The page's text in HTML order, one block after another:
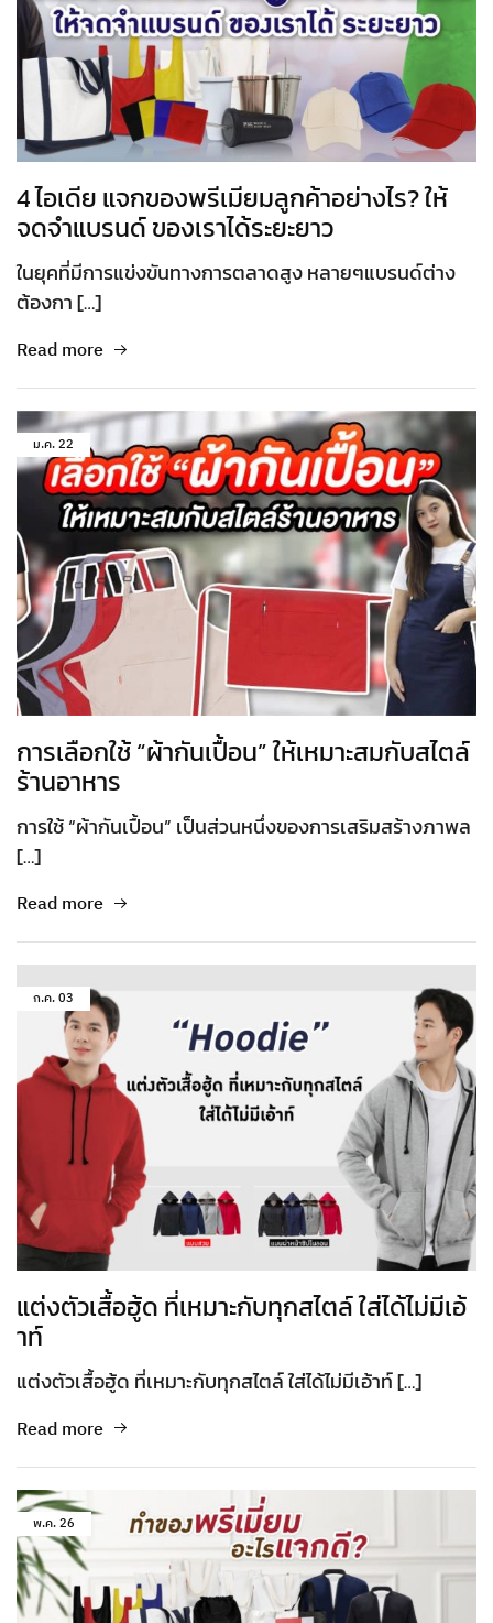
4 ไอเดีย แจกของพรีเมียมลูกค้าอย่างไร? ให้
จดจำแบรนด์ ของเราได้ระยะยาว
ในยุคที่มีการแข่งขันทางการตลาดสูง หลายๆแบรนด์ต่าง
ต้องกา […]
Read more
ม.ค.22
การเลือกใช้ “ผ้ากันเปื้อน” ให้เหมาะสมกับสไตล์
ร้านอาหาร
การใช้ “ผ้ากันเปื้อน” เป็นส่วนหนึ่งของการเสริมสร้างภาพล
[…]
Read more
ก.ค.03
แต่งตัวเสื้อฮู้ด ที่เหมาะกับทุกสไตล์ ใส่ได้ไม่มีเอ้
าท์
แต่งตัวเสื้อฮู้ด ที่เหมาะกับทุกสไตล์ ใส่ได้ไม่มีเอ้าท์ […]
Read more
พ.ค.26